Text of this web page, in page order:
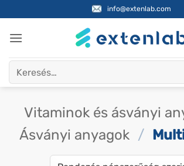
to
content
info@extenlab.com
a
Vitaminok és ásványi
Ásványi anyagok /